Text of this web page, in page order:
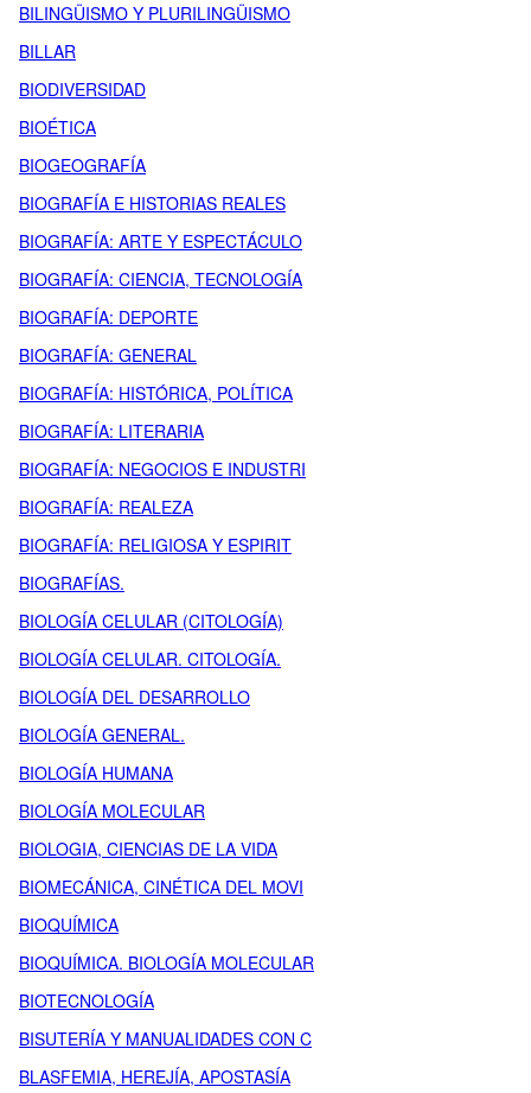
BILINGÜISMO Y PLURILINGÜISMO
BILLAR
BIODIVERSIDAD
BIOÉTICA
BIOGEOGRAFÍA
BIOGRAFÍA E HISTORIAS REALES
BIOGRAFÍA: ARTE Y ESPECTÁCULO
BIOGRAFÍA: CIENCIA, TECNOLOGÍA
BIOGRAFÍA: DEPORTE
BIOGRAFÍA: GENERAL
BIOGRAFÍA: HISTÓRICA, POLÍTICA
BIOGRAFÍA: LITERARIA
BIOGRAFÍA: NEGOCIOS E INDUSTRI
BIOGRAFÍA: REALEZA
BIOGRAFÍA: RELIGIOSA Y ESPIRIT
BIOGRAFÍAS.
BIOLOGÍA CELULAR (CITOLOGÍA)
BIOLOGÍA CELULAR. CITOLOGÍA.
BIOLOGÍA DEL DESARROLLO
BIOLOGÍA GENERAL.
BIOLOGÍA HUMANA
BIOLOGÍA MOLECULAR
BIOLOGIA, CIENCIAS DE LA VIDA
BIOMECÁNICA, CINÉTICA DEL MOVI
BIOQUÍMICA
BIOQUÍMICA. BIOLOGÍA MOLECULAR
BIOTECNOLOGÍA
BISUTERÍA Y MANUALIDADES CON C
BLASFEMIA, HEREJÍA, APOSTASÍA